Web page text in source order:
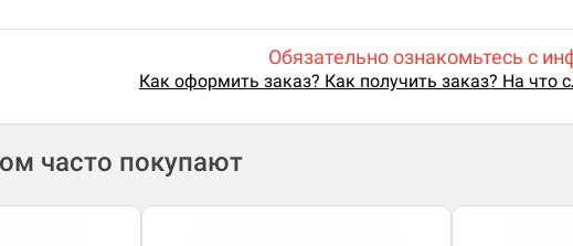
Обязательно ознакомьтесь с
Как оформить заказ? Как получить заказ? На что
часто покупают